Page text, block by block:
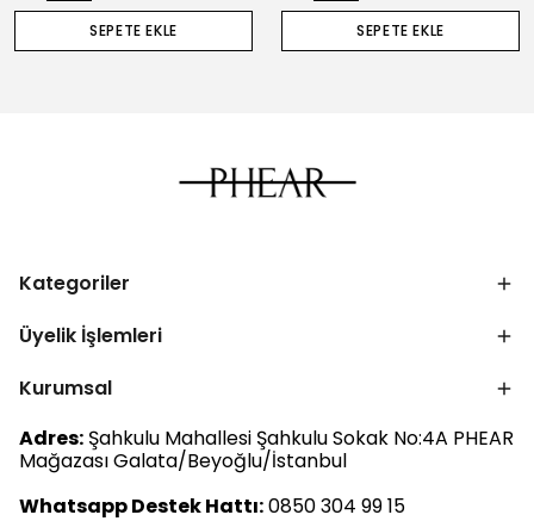
SEPETE EKLE SEPETE EKLE
Kategoriler
Üyelik İşlemleri
Kurumsal
Adres: Şahkulu Mahallesi Şahkulu Sokak No:4A PHEAR
Mağazası Galata/Beyoğlu/İstanbul
Whatsapp Destek Hattı:0850 304 99 15